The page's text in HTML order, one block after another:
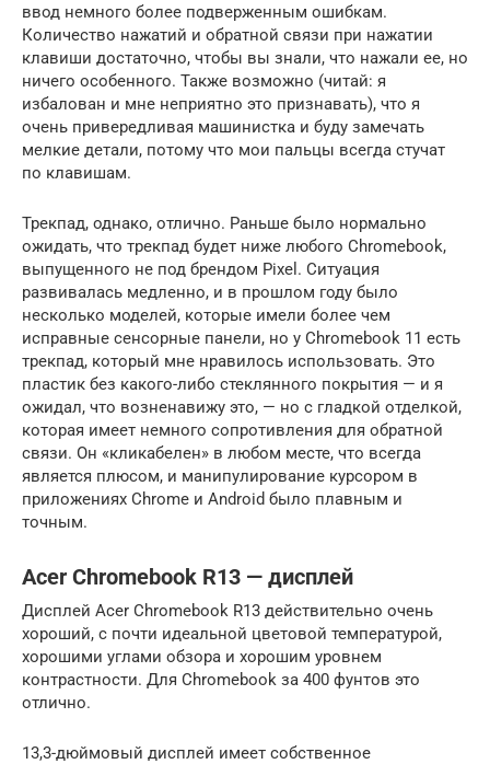
ввод немного более подверженным ошибкам.
Количество нажатий и обратной связи при нажатии
клавиши достаточно, чтобы вы знали, что нажали ее, но
ничего особенного. Также возможно (читай: я
избалован и мне неприятно это признавать), что я
очень привередливая машинистка и буду замечать
мелкие детали, потому что мои пальцы всегда стучат
по клавишам.
Трекпад, однако, отлично. Раньше было нормально
ожидать, что трекпад будет ниже любого Chromebook,
выпущенного не под брендом Pixel. Ситуация
развивалась медленно, и в прошлом году было
несколько моделей, которые имели более чем
исправные сенсорные панели, но у Chromebook 11 есть
трекпад, который мне нравилось использовать. Это
пластик без какого-либо стеклянного покрытия — и я
ожидал, что возненавижу это, — но с гладкой отделкой,
которая имеет немного сопротивления для обратной
связи. Он «кликабелен» в любом месте, что всегда
является плюсом, и манипулирование курсором в
приложениях Chrome и Android было плавным и
точным.
Acer Chromebook R13 — дисплей
Дисплей Acer Chromebook R13 действительно очень
хороший, с почти идеальной цветовой температурой,
хорошими углами обзора и хорошим уровнем
контрастности. Для Chromebook за 400 фунтов это
отлично.
13,3-дюймовый дисплей имеет собственное